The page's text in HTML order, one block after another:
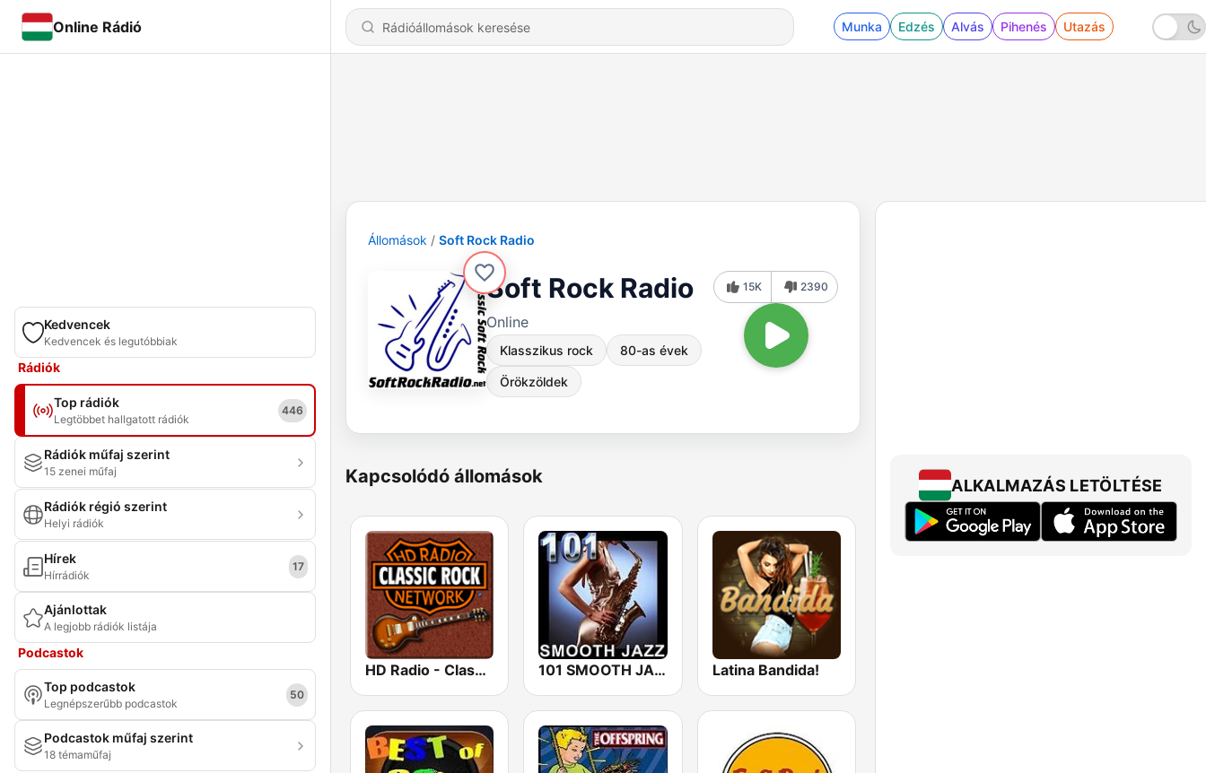
Online Rádió Munka Edzés Alvás Pihenés Utazás
Kedvencek
Kedvencek és legutóbbiak
Rádiók
Top rádiók
Legtöbbet hallgatott rádiók
446
Rádiók műfaj szerint
15 zenei műfaj
Rádiók régió szerint
Helyi rádiók
Hírek
Hírrádiók
17
Ajánlottak
A legjobb rádiók listája
Podcastok
Top podcastok
Legnépszerűbb podcastok
50
Podcastok műfaj szerint
18 témaműfaj
Állomások Soft Rock Radio
Soft Rock Radio
Online
Klasszikus rock 80-as évek
Örökzöldek
15K 2390
Kapcsolódó állomások
HD Radio - Classic Rock 101 SMOOTH JAZZ Latina Bandida!
ALKALMAZÁS LETÖLTÉSE